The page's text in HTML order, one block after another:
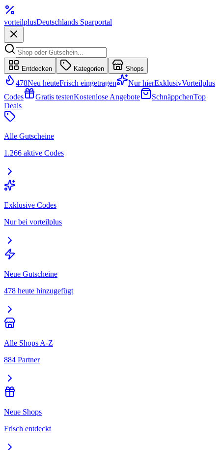
vorteilplusDeutschlands Sparportal
Entdecken Kategorien Shops
478Neu heuteFrisch eingetragen Nur hierExklusivVorteilplus
Codes
Gratis testenKostenlose Angebote SchnäppchenTop
Deals
Alle Gutscheine
1.266 aktive Codes
Exklusive Codes
Nur bei vorteilplus
Neue Gutscheine
478 heute hinzugefügt
Alle Shops A-Z
884 Partner
Neue Shops
Frisch entdeckt